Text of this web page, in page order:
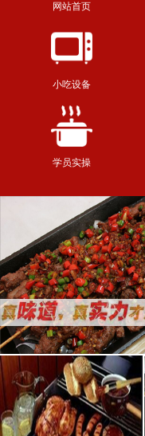
网站首页
小吃设备
学员实操